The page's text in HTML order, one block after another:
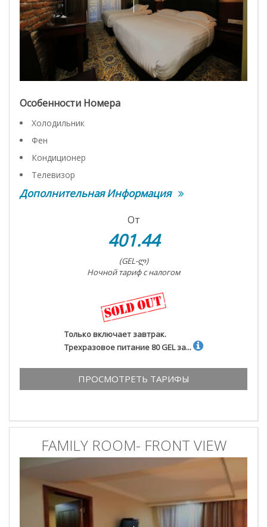
Особенности Номера
Холодильник
Фен
Кондиционер
Телевизор
Дополнительная Информация
От
401.44
(GEL-ლ)
Ночной тариф с налогом
Только включает завтрак.
Трехразовое питание 80 GEL за...
ПРОСМОТРЕТЬ ТАРИФЫ
FAMILY ROOM- FRONT VIEW